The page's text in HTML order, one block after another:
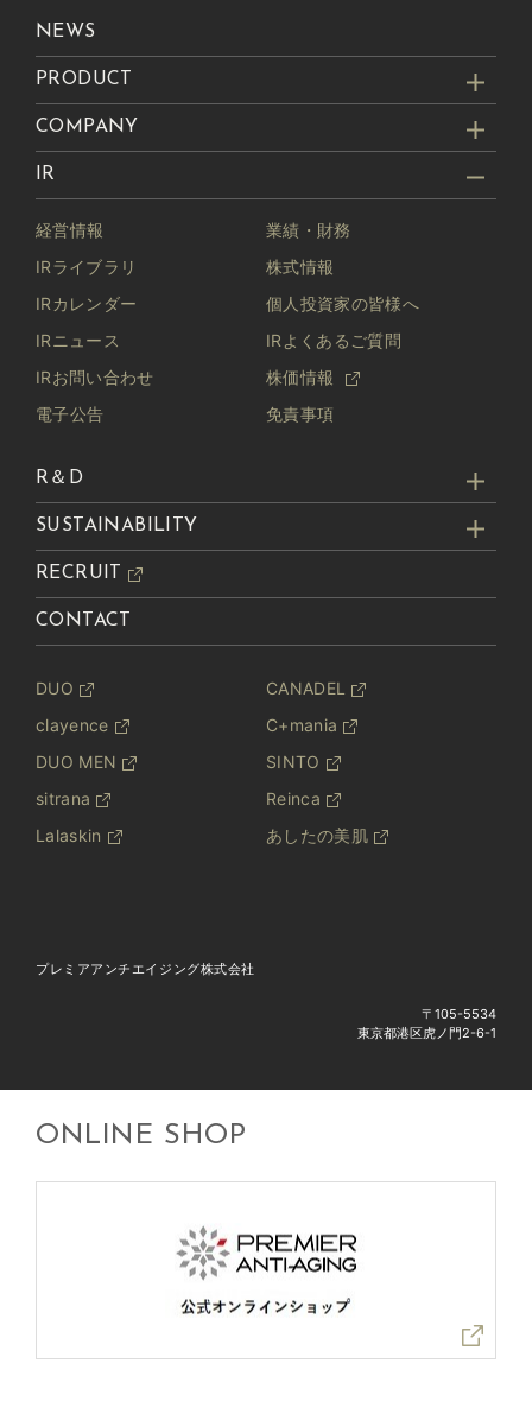
NEWS
PRODUCT
COMPANY
IR
経営情報
業績・財務
IRライブラリ
株式情報
IRカレンダー
個人投資家の皆様へ
IRニュース
IRよくあるご質問
IRお問い合わせ
株価情報
電子公告
免責事項
R＆D
SUSTAINABILITY
RECRUIT
CONTACT
DUO
CANADEL
clayence
C+mania
DUO MEN
SINTO
sitrana
Reinca
Lalaskin
あしたの美肌
プレミアアンチエイジング株式会社
〒105-5534
東京都港区虎ノ門2-6-1
ONLINE SHOP